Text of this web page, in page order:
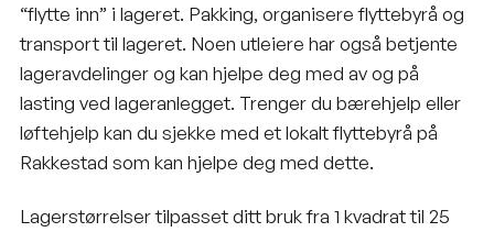
“flytte inn” i lageret. Pakking, organisere flyttebyrå og
transport til lageret. Noen utleiere har også betjente
lageravdelinger og kan hjelpe deg med av og på
lasting ved lageranlegget. Trenger du bærehjelp eller
løftehjelp kan du sjekke med et lokalt flyttebyrå på
Rakkestad som kan hjelpe deg med dette.
Lagerstørrelser tilpasset ditt bruk fra 1 kvadrat til 25